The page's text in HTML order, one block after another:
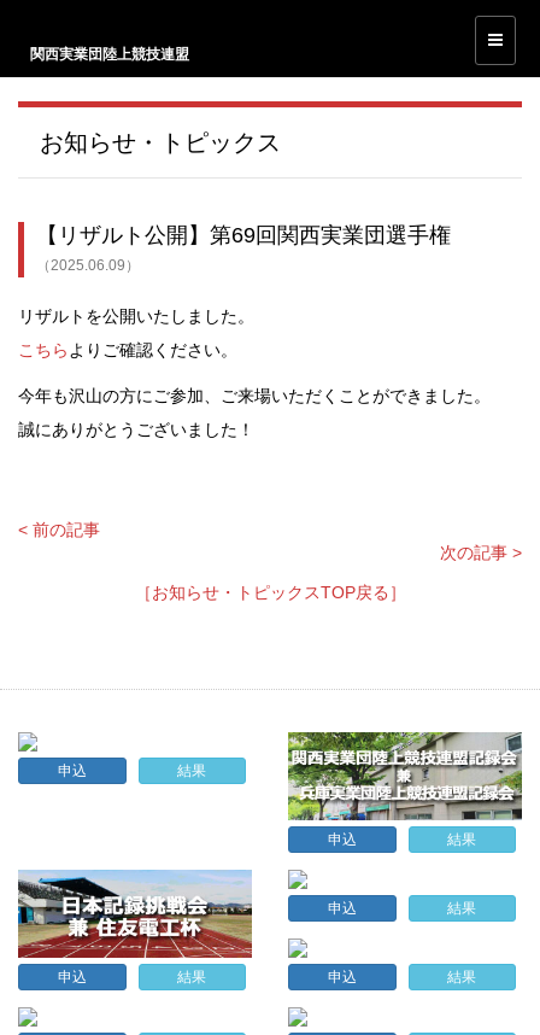
関西実業団陸上競技連盟
お知らせ・トピックス
【リザルト公開】第69回関西実業団選手権
（2025.06.09）
リザルトを公開いたしました。
こちら よりご確認ください。
今年も沢山の方にご参加、ご来場いただくことができました。
誠にありがとうございました！
< 前の記事
次の記事 >
［お知らせ・トピックスTOP戻る］
申込 結果
申込 結果
申込 結果
申込 結果
申込 結果